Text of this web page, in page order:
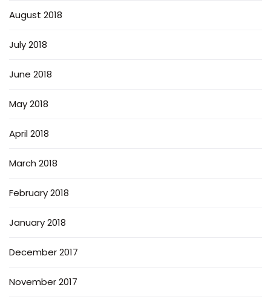
August 2018
July 2018
June 2018
May 2018
April 2018
March 2018
February 2018
January 2018
December 2017
November 2017